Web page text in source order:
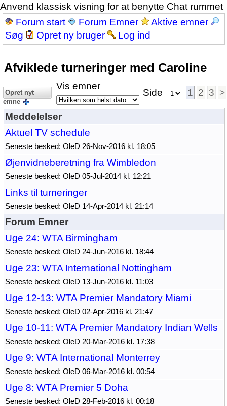
Anvend klassisk visning for at benytte Chat rummet
Forum start
Forum Emner
Aktive emner
Søg
Opret ny bruger Log ind
Afviklede turneringer med Caroline
Opret nyt
emne
Vis emner
Side 1 2 3 >
Meddelelser
Aktuel TV schedule
Seneste besked: OleD 26-Nov-2016 kl. 18:05
Øjenvidneberetning fra Wimbledon
Seneste besked: OleD 05-Jul-2014 kl. 12:21
Links til turneringer
Seneste besked: OleD 14-Apr-2014 kl. 21:14
Forum Emner
Uge 24: WTA Birmingham
Seneste besked: OleD 24-Jun-2016 kl. 18:44
Uge 23: WTA International Nottingham
Seneste besked: OleD 13-Jun-2016 kl. 11:03
Uge 12-13: WTA Premier Mandatory Miami
Seneste besked: OleD 02-Apr-2016 kl. 21:47
Uge 10-11: WTA Premier Mandatory Indian Wells
Seneste besked: OleD 20-Mar-2016 kl. 17:38
Uge 9: WTA International Monterrey
Seneste besked: OleD 06-Mar-2016 kl. 00:54
Uge 8: WTA Premier 5 Doha
Seneste besked: OleD 28-Feb-2016 kl. 00:18